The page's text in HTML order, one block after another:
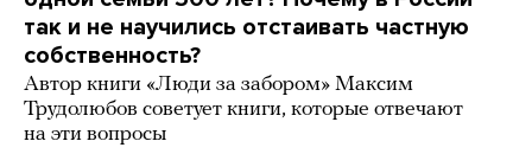
так и не научились отстаивать частную
собственность?
Автор книги «Люди за забором» Максим
Трудолюбов советует книги, которые отвечают
на эти вопросы